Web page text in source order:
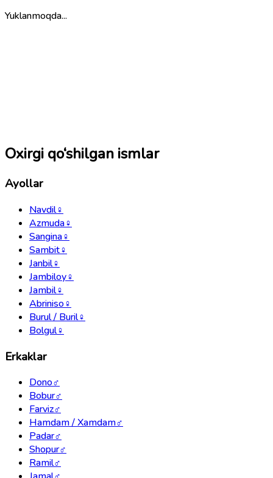
Yuklanmoqda...
Oxirgi qo‘shilgan ismlar
Ayollar
Navdil♀
Azmuda♀
Sangina♀
Sambit♀
Janbil♀
Jambiloy♀
Jambil♀
Abriniso♀
Burul / Buril♀
Bolgul♀
Erkaklar
Dono♂
Bobur♂
Farviz♂
Hamdam / Xamdam♂
Padar♂
Shopur♂
Ramil♂